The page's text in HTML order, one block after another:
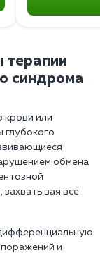
терапии
синдрома
крови или
глубокого
обмена
все
поражений и